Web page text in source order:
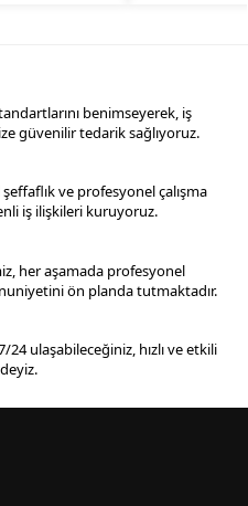
benimseyerek, iş
güvenilir tedarik sağlıyoruz.
ve profesyonel çalışma
iş ilişkileri kuruyoruz.
her aşamada profesyonel
ön planda tutmaktadır.
24 ulaşabileceğiniz, hızlı ve etkili